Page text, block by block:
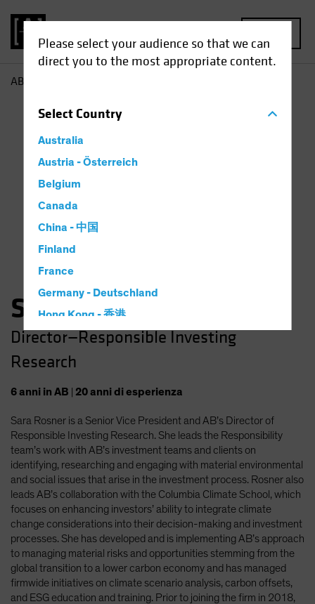
Please select your audience so that we can
direct you to the most appropriate content.
SelectCountry
Australia
Austria - Österreich
Belgium
Canada
China - 中国
Finland
France
Germany - Deutschland
Hong Kong - 香港
Hungary
Iceland
Latin America
Luxembourg and Other EMEA
Netherlands
New Zealand
Norway
Other Asia-Pacific
Poland
Singapore
AB
Sara Rosner
Director—Responsible Investing
Research
6anni in AB 20anni di esperienza
Sara Rosner is a Senior Vice President and AB’s Director of
Responsible Investing Research. She leads the Responsibility
team’s work with AB’s investment teams and clients on
identifying, researching and engaging with material environmental
and social issues that arise in the investment process. Rosner also
leads AB’s collaboration with the Columbia Climate School, which
focuses on enhancing investors’ ability to integrate climate
change considerations into their decision-making and investment
processes. She has developed and is implementing AB’s approach
to managing material risks and opportunities stemming from the
global transition to a lower carbon economy and has managed
firmwide initiatives on climate scenario analysis, carbon offsets,
and ESG education and training. Prior to joining the firm in 2018,